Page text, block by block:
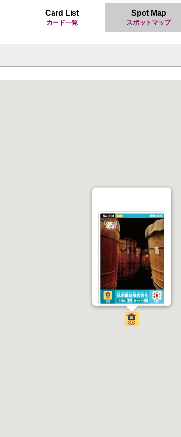
Card List
カード一覧
Spot Map
スポットマップ